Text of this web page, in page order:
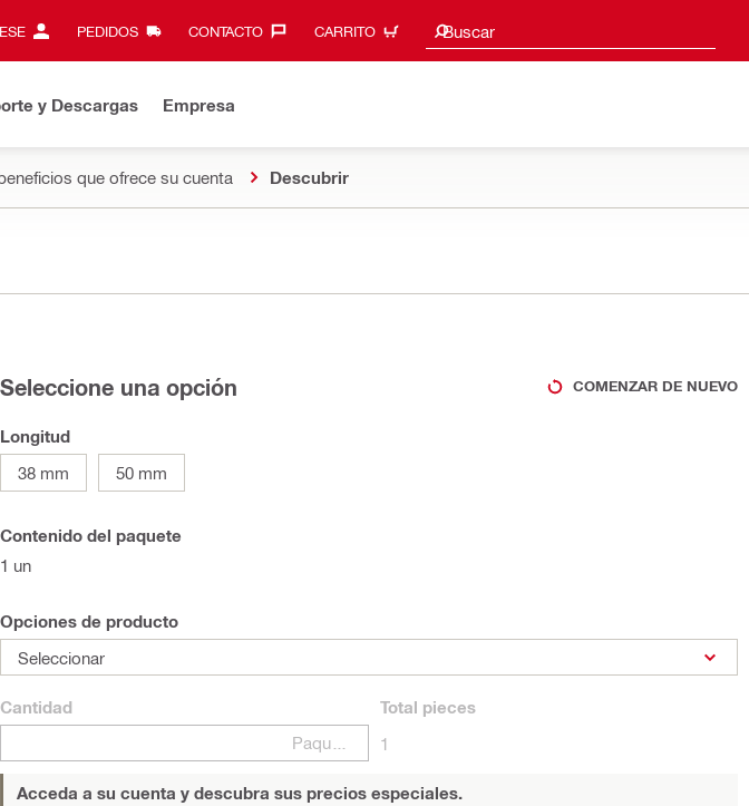
PEDIDOS CONTACTO‎ CARRITO Buscar
Sugerencias de búsqueda
y Descargas Empresa
que ofrece su cuenta Descubrir
Seleccione una opción COMENZAR DE NUEVO
Longitud
38 mm
50 mm
Contenido del paquete
1 un
Opciones de producto
Seleccionar
Cantidad
Paquetes
Total pieces
1
Acceda a su cuenta y descubra sus precios especiales.